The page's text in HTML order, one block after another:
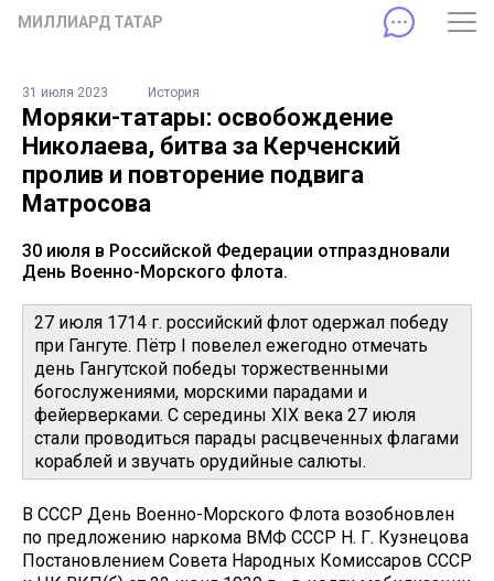
МИЛЛИАРД ТАТАР
31 июля 2023 История
Моряки-татары: освобождение
Николаева, битва за Керченский
пролив и повторение подвига
Матросова
30 июля в Российской Федерации отпраздновали
День Военно-Морского флота.
27 июля 1714 г. российский флот одержал победу
при Гангуте. Пётр I повелел ежегодно отмечать
день Гангутской победы торжественными
богослужениями, морскими парадами и
фейерверками. С середины XIX века 27 июля
стали проводиться парады расцвеченных флагами
кораблей и звучать орудийные салюты.
В СССР День Военно-Морского Флота возобновлен
по предложению наркома ВМФ СССР Н. Г. Кузнецова
Постановлением Совета Народных Комиссаров СССР